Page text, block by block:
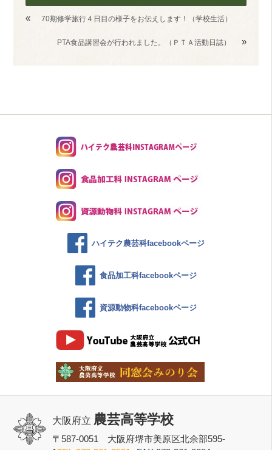
« 70期修学旅行４日目の様子をお伝えします！（学校生活）
PTA食品講習会が行われました。（ＰＴＡ活動日誌） »
ハイテク農芸科facebookページ
食品加工科facebookページ
資源動物科facebookページ
大阪府立 農芸高等学校
〒587-0051 大阪府堺市美原区北余部595-